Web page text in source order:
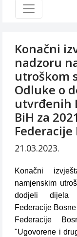
Konačni
nadzoru
utroškom
Odluke o
utvrđenih
BiH za
Federacije
21.03.2023.
Konačni
namjenskim
dodjeli dijela
Federacije
Federacije
"Ugovorene i